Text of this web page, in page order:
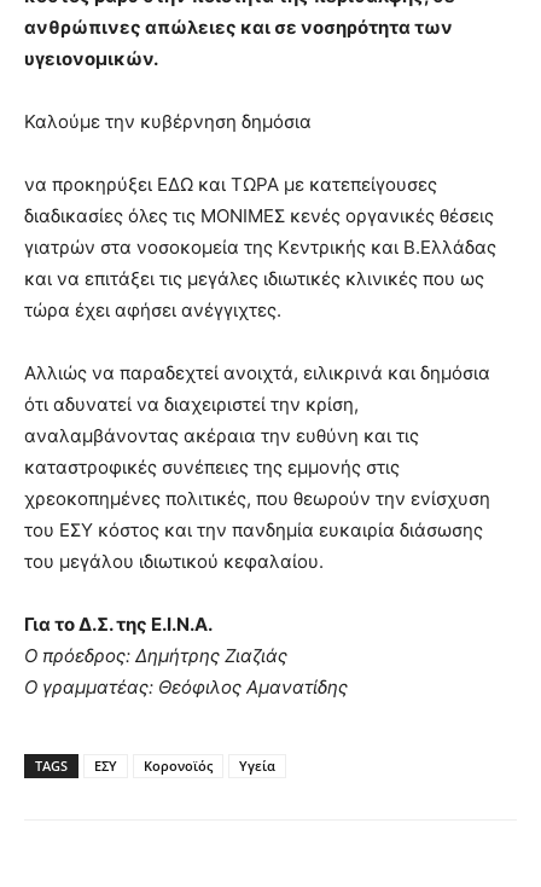
ανθρώπινες απώλειες και σε νοσηρότητα των
υγειονομικών.
Καλούμε την κυβέρνηση δημόσια
να προκηρύξει ΕΔΩ και ΤΩΡΑ με κατεπείγουσες
διαδικασίες όλες τις ΜΟΝΙΜΕΣ κενές οργανικές θέσεις
γιατρών στα νοσοκομεία της Κεντρικής και Β.Ελλάδας
και να επιτάξει τις μεγάλες ιδιωτικές κλινικές που ως
τώρα έχει αφήσει ανέγγιχτες.
Αλλιώς να παραδεχτεί ανοιχτά, ειλικρινά και δημόσια
ότι αδυνατεί να διαχειριστεί την κρίση,
αναλαμβάνοντας ακέραια την ευθύνη και τις
καταστροφικές συνέπειες της εμμονής στις
χρεοκοπημένες πολιτικές, που θεωρούν την ενίσχυση
του ΕΣΥ κόστος και την πανδημία ευκαιρία διάσωσης
του μεγάλου ιδιωτικού κεφαλαίου.
Για το Δ.Σ. της Ε.Ι.Ν.Α.
Ο πρόεδρος: Δημήτρης Ζιαζιάς
Ο γραμματέας: Θεόφιλος Αμανατίδης
TAGS ΕΣΥ Κορονοϊός Υγεία